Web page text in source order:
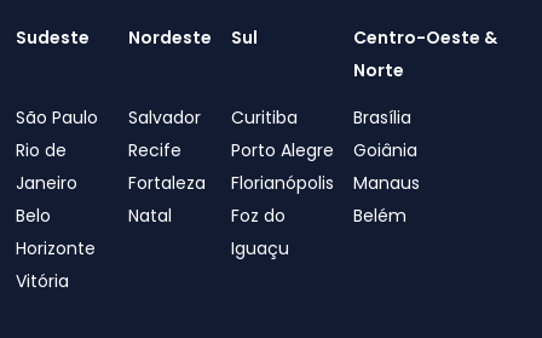
Sudeste
São Paulo
Rio de
Janeiro
Belo
Horizonte
Vitória
Nordeste
Salvador
Recife
Fortaleza
Natal
Sul
Curitiba
Porto Alegre
Florianópolis
Foz do
Iguaçu
Centro-Oeste &
Norte
Brasília
Goiânia
Manaus
Belém